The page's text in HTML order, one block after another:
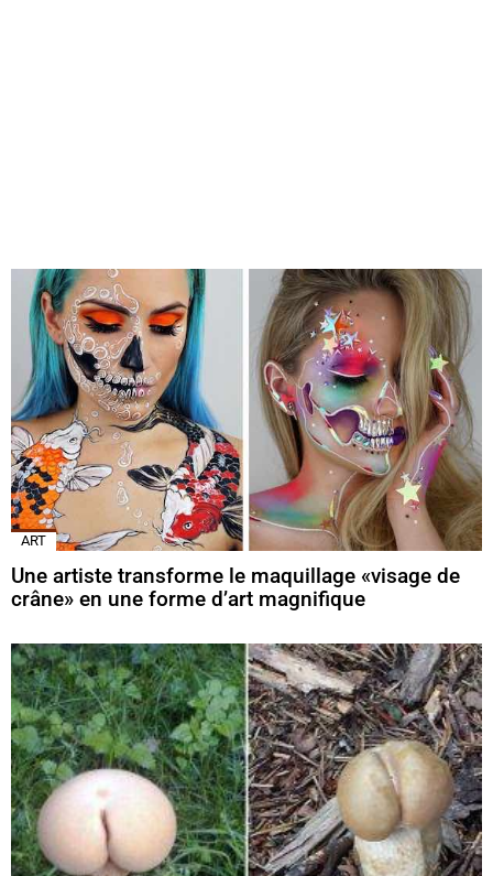
ART
Une artiste transforme le maquillage «visage de
crâne» en une forme d’art magnifique